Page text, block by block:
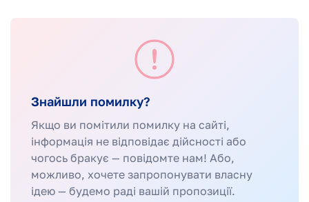
Знайшли помилку?
Якщо ви помітили помилку на сайті,
інформація не відповідає дійсності або
чогось бракує — повідомте нам! Або,
можливо, хочете запропонувати власну
ідею — будемо раді вашій пропозиції.